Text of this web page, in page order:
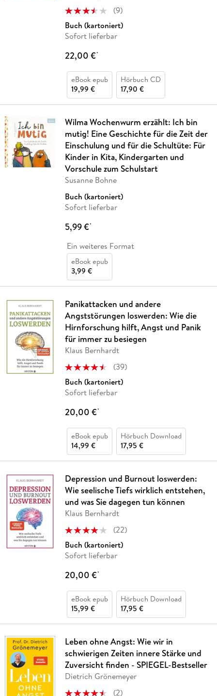
(9)
Buch (kartoniert)
Sofort lieferbar
22,00 €*
eBook epub
19,99 €
Hörbuch CD
17,90 €
Wilma Wochenwurm erzählt: Ich bin
mutig! Eine Geschichte für die Zeit der
Einschulung und für die Schultüte: Für
Kinder in Kita, Kindergarten und
Vorschule zum Schulstart
Susanne Bohne
Buch (kartoniert)
Sofort lieferbar
5,99 €*
Ein weiteres Format
eBook epub
3,99 €
Panikattacken und andere
Angststörungen loswerden: Wie die
Hirnforschung hilft, Angst und Panik
für immer zu besiegen
Klaus Bernhardt
(39)
Buch (kartoniert)
Sofort lieferbar
20,00 €*
eBook epub
14,99 €
Hörbuch Download
17,95 €
Depression und Burnout loswerden:
Wie seelische Tiefs wirklich entstehen,
und was Sie dagegen tun können
Klaus Bernhardt
(22)
Buch (kartoniert)
Sofort lieferbar
20,00 €*
eBook epub
15,99 €
Hörbuch Download
17,95 €
Leben ohne Angst: Wie wir in
schwierigen Zeiten innere Stärke und
Zuversicht finden - SPIEGEL-Bestseller
Dietrich Grönemeyer
(2)